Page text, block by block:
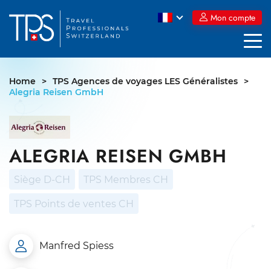
to
content
Mon compte
Home > TPS Agences de voyages LES Généralistes
>
Alegria Reisen GmbH
ALEGRIA REISEN GMBH
Siège D-CH TPS Membres CH
TPS Points de ventes CH
Manfred Spiess